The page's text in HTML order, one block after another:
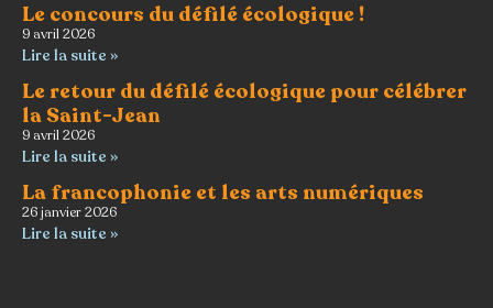
Le concours du défilé écologique !
9 avril 2026
Lire la suite »
Le retour du défilé écologique pour célébrer
la Saint-Jean
9 avril 2026
Lire la suite »
La francophonie et les arts numériques
26 janvier 2026
Lire la suite »